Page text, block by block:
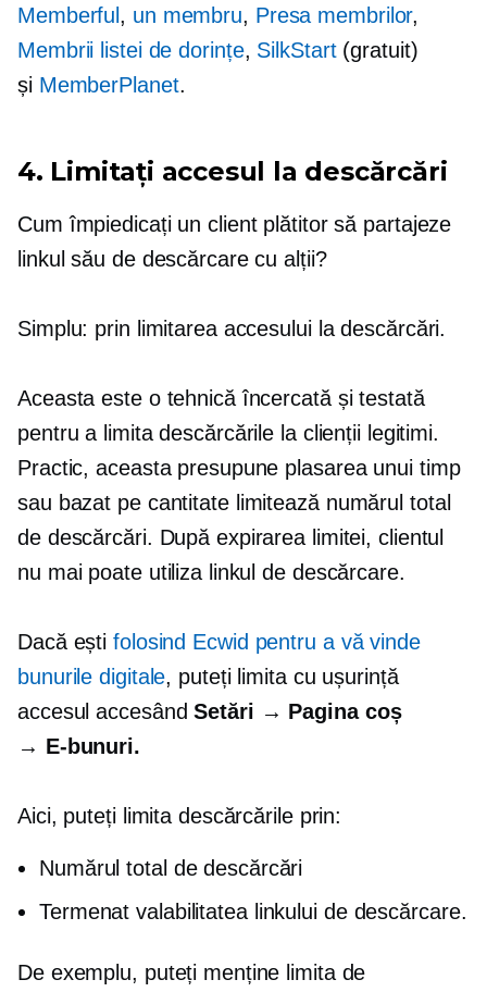
Memberful, un membru, Presa membrilor,
Membrii listei de dorințe, SilkStart(gratuit)
și MemberPlanet.
4. Limitați accesul la descărcări
Cum împiedicați un client plătitor să partajeze
linkul său de descărcare cu alții?
Simplu: prin limitarea accesului la descărcări.
Aceasta este o tehnică încercată și testată
pentru a limita descărcările la clienții legitimi.
Practic, aceasta presupune plasarea unui timp
sau bazat pe cantitatelimitează numărul total
de descărcări. După expirarea limitei, clientul
nu mai poate utiliza linkul de descărcare.
Dacă eștifolosind Ecwid pentru a vă vinde
bunurile digitale, puteți limita cu ușurință
accesul accesândSetări → Pagina coș
→ E-bunuri.
Aici, puteți limita descărcările prin:
Numărul total de descărcări
Termenat valabilitatea linkului de descărcare.
De exemplu, puteți menține limita de